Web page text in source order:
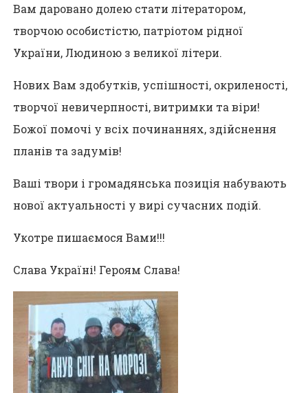
Вам даровано долею стати літератором,
творчою особистістю, патріотом рідної
України, Людиною з великої літери.
Нових Вам здобутків, успішності, окриленості,
творчої невичерпності, витримки та віри!
Божої помочі у всіх починаннях, здійснення
планів та задумів!
Ваші твори і громадянська позиція набувають
нової актуальності у вирі сучасних подій.
Укотре пишаємося Вами!!!
Слава Україні! Героям Слава!